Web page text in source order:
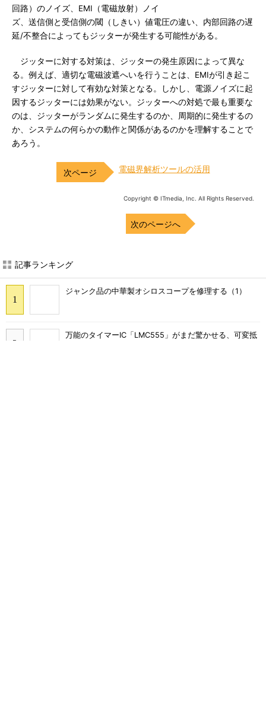
回路）のノイズ、EMI（電磁放射）ノイ
ズ、送信側と受信側の閾（しきい）値電圧の違い、内部回路の遅
延/不整合によってもジッターが発生する可能性がある。
ジッターに対する対策は、ジッターの発生原因によって異な
る。例えば、適切な電磁波遮へいを行うことは、EMIが引き起こ
すジッターに対して有効な対策となる。しかし、電源ノイズに起
因するジッターには効果がない。ジッターへの対処で最も重要な
のは、ジッターがランダムに発生するのか、周期的に発生するの
か、システムの何らかの動作と関係があるのかを理解することで
あろう。
電磁界解析ツールの活用
Copyright © ITmedia, Inc. All Rights Reserved.
次のページへ
記事ランキング
ジャンク品の中華製オシロスコープを修理する（1）
万能のタイマーIC「LMC555」がまだ驚かせる、可変抵